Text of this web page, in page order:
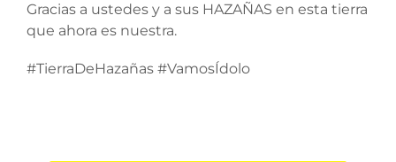
Gracias a ustedes y a sus HAZAÑAS en esta tierra
que ahora es nuestra.
#TierraDeHazañas #VamosÍdolo